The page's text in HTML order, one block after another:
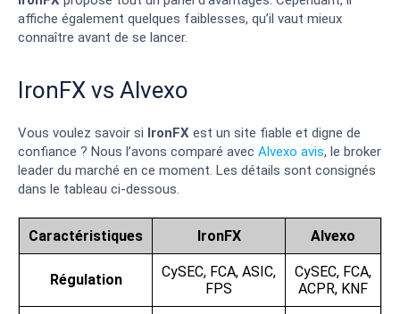
affiche également quelques faiblesses, qu’il vaut mieux
connaître avant de se lancer.
IronFX vs Alvexo
Vous voulez savoir si IronFX est un site fiable et digne de
confiance ? Nous l’avons comparé avec Alvexo avis, le broker
leader du marché en ce moment. Les détails sont consignés
dans le tableau ci-dessous.
Caractéristiques IronFX Alvexo
Régulation
CySEC, FCA, ASIC,
FPS
CySEC, FCA,
ACPR, KNF